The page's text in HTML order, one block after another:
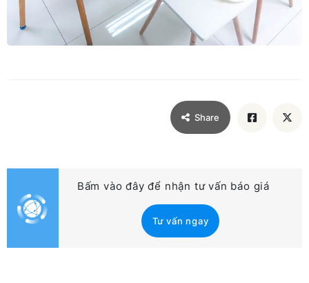
Share
Bấm vào đây để nhận tư vấn báo giá
Tư vấn ngay